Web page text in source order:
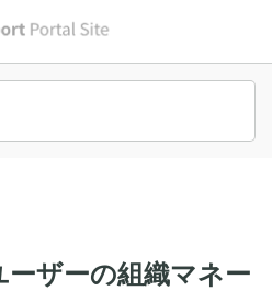
ーザーの組織マネー